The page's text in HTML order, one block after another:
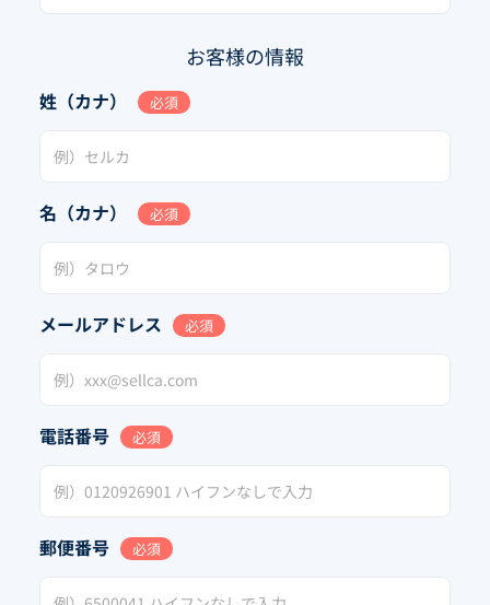
お客様の情報
姓（カナ） 必須
名（カナ） 必須
メールアドレス 必須
電話番号 必須
郵便番号 必須